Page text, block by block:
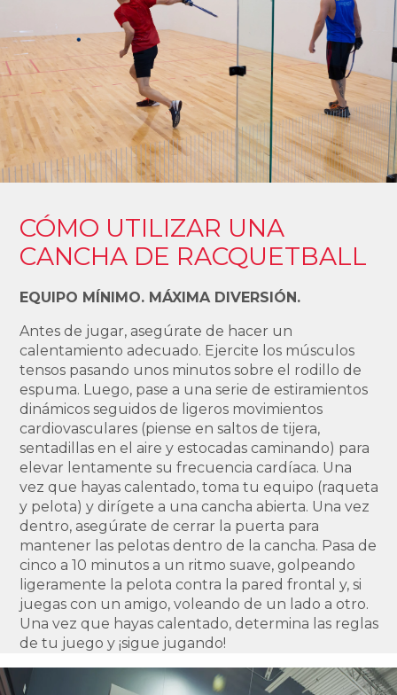
CÓMO UTILIZAR UNA
CANCHA DE RACQUETBALL
EQUIPO MÍNIMO. MÁXIMA DIVERSIÓN.
Antes de jugar, asegúrate de hacer un
calentamiento adecuado. Ejercite los músculos
tensos pasando unos minutos sobre el rodillo de
espuma. Luego, pase a una serie de estiramientos
dinámicos seguidos de ligeros movimientos
cardiovasculares (piense en saltos de tijera,
sentadillas en el aire y estocadas caminando) para
elevar lentamente su frecuencia cardíaca. Una
vez que hayas calentado, toma tu equipo (raqueta
y pelota) y dirígete a una cancha abierta. Una vez
dentro, asegúrate de cerrar la puerta para
mantener las pelotas dentro de la cancha. Pasa de
cinco a 10 minutos a un ritmo suave, golpeando
ligeramente la pelota contra la pared frontal y, si
juegas con un amigo, voleando de un lado a otro.
Una vez que hayas calentado, determina las reglas
de tu juego y ¡sigue jugando!